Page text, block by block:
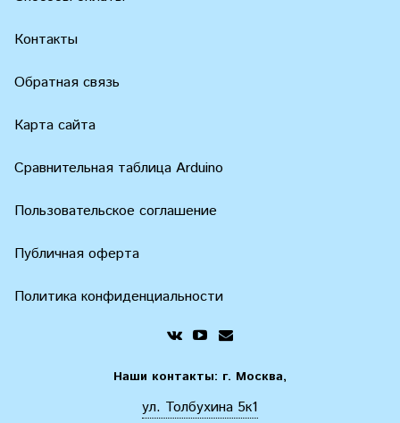
Контакты
Обратная связь
Карта сайта
Сравнительная таблица Arduino
Пользовательское соглашение
Публичная оферта
Политика конфиденциальности
Наши контакты: г. Москва,
ул. Толбухина 5к1